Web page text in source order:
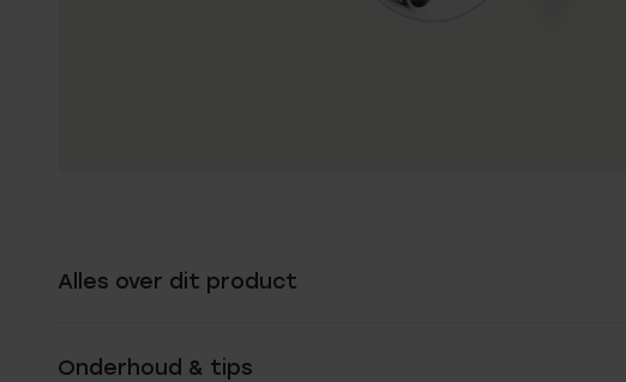
Alles over dit product
Onderhoud & tips